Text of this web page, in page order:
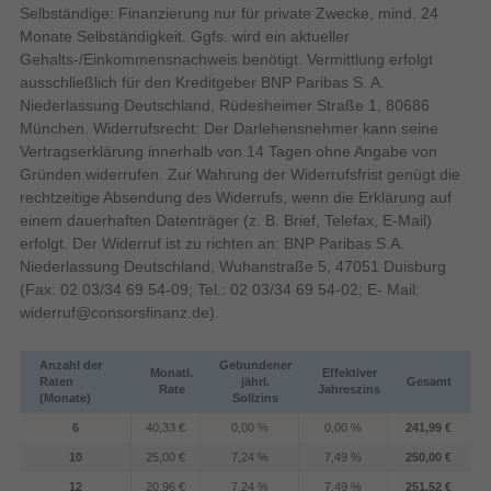
als kompaktes Zweitgerät. Mit dem Betriebssystem Fire OS und
der Sprachsteuerung über Amazon Alexa stehen praktische
Komfortfunktionen zur Verfügung. Die Kombination aus Triple
Tuner, HDR-Unterstützung und den passenden Smart-Modi
macht den TV-24S50AEZC zu einem funktionalen Fernseher für
den alltäglichen Gebrauch.
Atemberaubende Bildqualität mit Fire TV
Die Full HD und HD Fire TVs von Panasonic erwecken alle Ihre
Lieblingsinhalte zum Leben. Beeindruckende
Bildqualität und starker Sound sorgen für hochwertige
Unterhaltung. Genießen Sie die neuesten Serien und
Filme von Streaming-Anbietern sowie eine große Auswahl an
Apps und Spielen. Die HD Colour Engine liefert
auf für eine große Klangbühne heißt es dank
des Surround Sound Klangsystems, das Sie mitten ins
Geschehen hineinzieht. Mit klassischem Design fügt
sich der Fernseher nahtlos und platzsparend in Ihre
Entertainmentwelt ein.
Display-Auflösung 1366 x 768 Pixel
VESA-Halterung
Ständertyp
Panel-Montage-Schnittstelle 75 x 75 mm
Standfarbe Schwarz
Produktfarbe Schwarz
Energie
Energieeffizienzskala A bis G
Selbständige: Finanzierung nur für private Zwecke, mind. 24
Monate Selbständigkeit. Ggfs. wird ein aktueller
Gehalts-/Einkommensnachweis benötigt. Vermittlung erfolgt
ausschließlich für den Kreditgeber BNP Paribas S. A.
Niederlassung Deutschland, Rüdesheimer Straße 1, 80686
München. Widerrufsrecht: Der Darlehensnehmer kann seine
Vertragserklärung innerhalb von 14 Tagen ohne Angabe von
Gründen widerrufen. Zur Wahrung der Widerrufsfrist genügt die
rechtzeitige Absendung des Widerrufs, wenn die Erklärung auf
einem dauerhaften Datenträger (z. B. Brief, Telefax, E-Mail)
erfolgt. Der Widerruf ist zu richten an: BNP Paribas S.A.
Niederlassung Deutschland, Wuhanstraße 5, 47051 Duisburg
(Fax: 02 03/34 69 54-09; Tel.: 02 03/34 69 54-02; E- Mail:
widerruf@consorsfinanz.de).
Anzahl der
Raten
(Monate)
Monatl.
Rate
Gebundener
jährl.
Sollzins
Effektiver
Jahreszins
Gesamt
6 40,33 € 0,00 % 0,00 % 241,99 €
10 25,00 € 7,24 % 7,49 % 250,00 €
12 20,96 € 7,24 % 7,49 % 251,52 €